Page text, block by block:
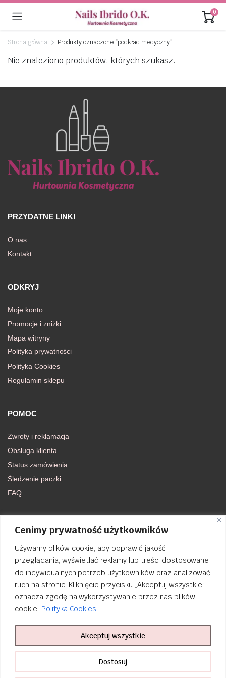
Cenimy prywatność użytkowników
Używamy plików cookie, aby poprawić jakość
przeglądania, wyświetlać reklamy lub treści dostosowane
do indywidualnych potrzeb użytkowników oraz analizować
ruch na stronie. Kliknięcie przycisku „Akceptuj wszystkie”
oznacza zgodę na wykorzystywanie przez nas plików
cookie. Polityka Cookies
Dostosuj
Akceptuj wszystkie
0
Strona główna Produkty oznaczone “podkład medyczny”
Nie znaleziono produktów, których szukasz.
PRZYDATNE LINKI
O nas
Kontakt
ODKRYJ
Moje konto
Promocje i zniżki
Mapa witryny
Polityka prywatności
Polityka Cookies
Regulamin sklepu
POMOC
Zwroty i reklamacja
Obsługa klienta
Status zamówienia
Śledzenie paczki
FAQ
DOŁĄCZ DO NAS
FACEBOOK
INSTAGRAM
nailsibrido.pl Copyright © 2024BSK Media– Part ofBSK Group. All